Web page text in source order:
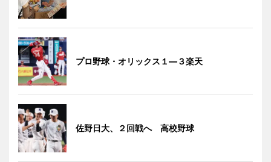
プロ野球・オリックス１―３楽天
佐野日大、２回戦へ 高校野球